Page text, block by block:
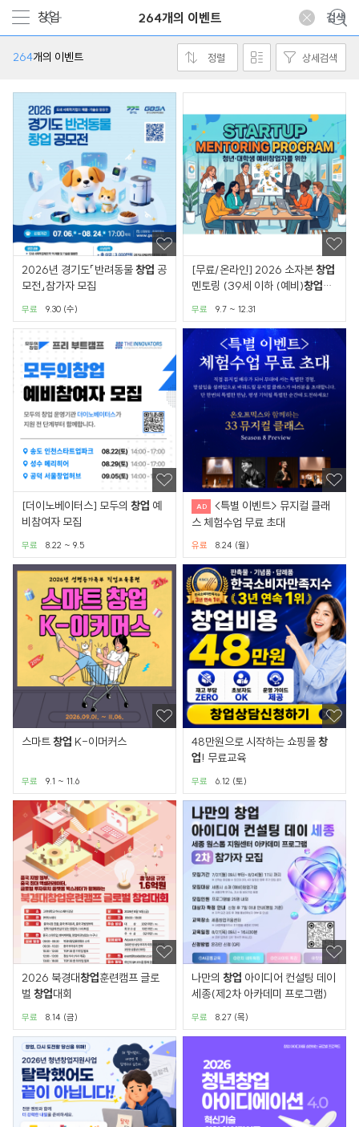
264개의 이벤트
264개의 이벤트 정렬 상세검색
2026년 경기도「반려동물창업 공
모전」참가자 모집
9.30 (수)
무료
[무료/온라인] 2026 소자본창업
멘토링 (39세 이하 (예비)창업자
9.7 ~ 12.31
무료
[더이노베이터스] 모두의 창업 예
비참여자 모집
8.22 ~ 9.5
무료
<특별 이벤트> 뮤지컬 클래
스 체험수업 무료 초대
8.24 (월)
유료
스마트창업 K-이머커스
9.1 ~ 11.6
무료
48만원으로 시작하는 쇼핑몰창
업! 무료교육
6.12 (토)
무료
2026 북경대창업훈련캠프 글로
벌 창업대회
8.14 (금)
무료
나만의 창업 아이디어 컨설팅 데이
세종(제2차 아카데미 프로그램)
8.27 (목)
무료